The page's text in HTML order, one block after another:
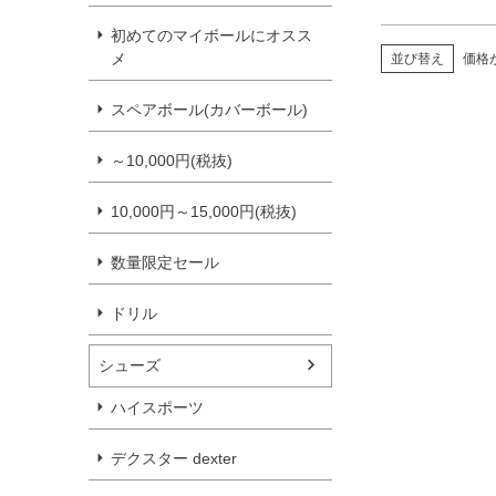
初めてのマイボールにオスス
メ
スペアボール(カバーボール)
～10,000円(税抜)
10,000円～15,000円(税抜)
数量限定セール
ドリル
シューズ
ハイスポーツ
デクスター dexter
並び替え 価格